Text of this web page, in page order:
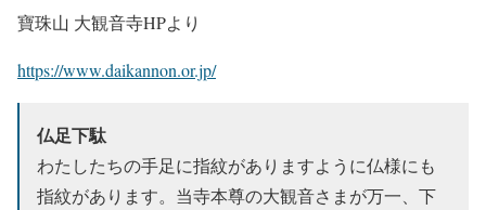
寶珠山 大観音寺HPより
https://www.daikannon.or.jp/
仏足下駄
わたしたちの手足に指紋がありますように仏様にも
指紋があります。当寺本尊の大観音さまが万一、下